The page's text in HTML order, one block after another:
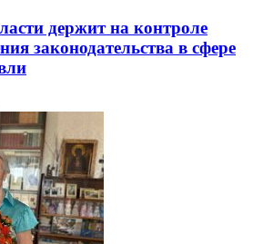
держит на контроле
законодательства в сфере